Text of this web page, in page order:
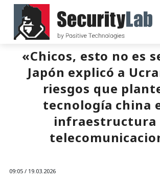
«Chicos, esto no es
Japón explicó a
riesgos que
tecnología china
infraestructura
09:05 / 19.03.2026